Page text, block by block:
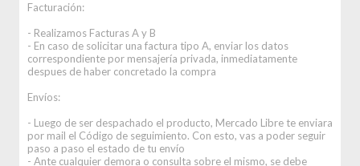
Facturación:
- Realizamos Facturas A y B
- En caso de solicitar una factura tipo A, enviar los datos
correspondiente por mensajería privada, inmediatamente
despues de haber concretado la compra
Envíos:
- Luego de ser despachado el producto, Mercado Libre te enviara
por mail el Código de seguimiento. Con esto, vas a poder seguir
paso a paso el estado de tu envío
- Ante cualquier demora o consulta sobre el mismo, se debe